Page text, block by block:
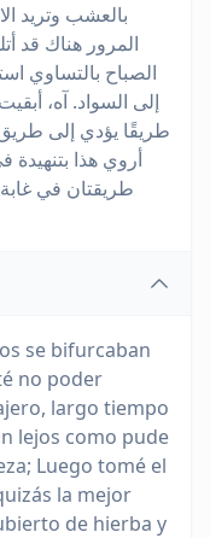
بالعشب وتريد
المرور هناك قد
الصباح بالتساوي
إلى السواد. آه،
طريقًا يؤدي إلى
أروي هذا
طريقتان في
se bifurcaban
no poder
largo tiempo
lejos como pude
Luego tomé el
la mejor
de hierba y